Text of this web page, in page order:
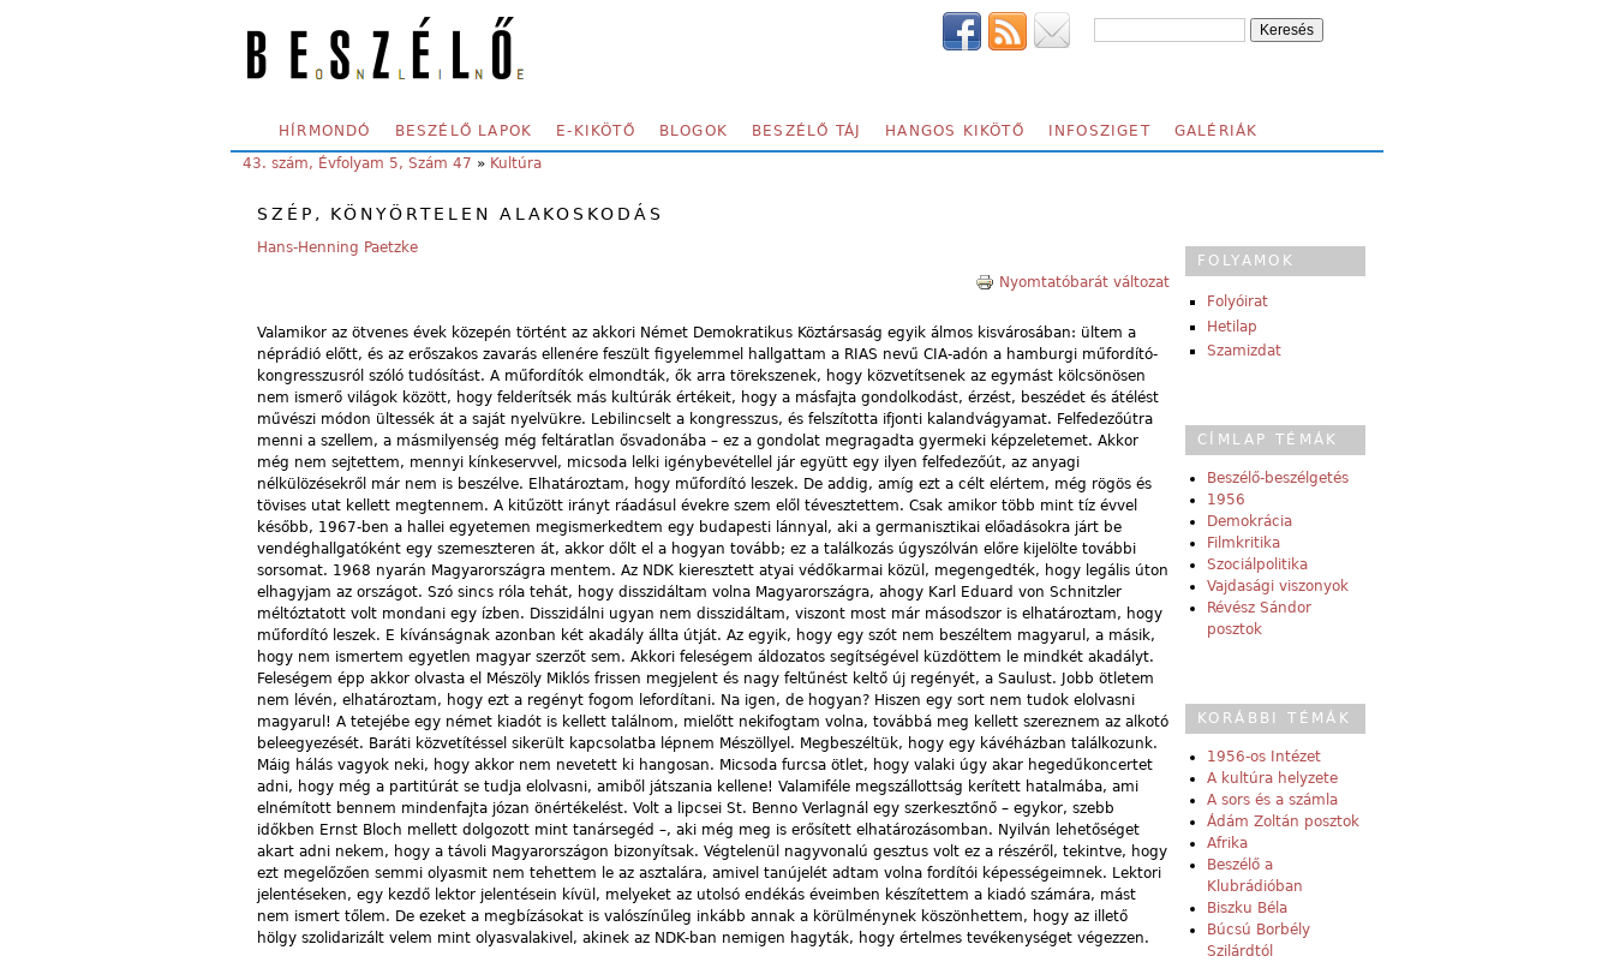
SECONDARY MENU
HÍRMONDÓ BESZÉLŐ LAPOK E-KIKÖTŐ BLOGOK BESZÉLŐ TÁJ HANGOS KIKÖTŐ INFOSZIGET GALÉRIÁK
YOU ARE HERE:
43. szám, Évfolyam 5, Szám 47 » Kultúra
SZÉP, KÖNYÖRTELEN ALAKOSKODÁS
Hans-Henning Paetzke
Nyomtatóbarát változat
Valamikor az ötvenes évek közepén történt az akkori Német Demokratikus Köztársaság egyik álmos kisvárosában: ültem a
néprádió előtt, és az erőszakos zavarás ellenére feszült figyelemmel hallgattam a RIAS nevű CIA-adón a hamburgi műfordító-
kongresszusról szóló tudósítást. A műfordítók elmondták, ők arra törekszenek, hogy közvetítsenek az egymást kölcsönösen
nem ismerő világok között, hogy felderítsék más kultúrák értékeit, hogy a másfajta gondolkodást, érzést, beszédet és átélést
művészi módon ültessék át a saját nyelvükre. Lebilincselt a kongresszus, és felszította ifjonti kalandvágyamat. Felfedezőútra
menni a szellem, a másmilyenség még feltáratlan ősvadonába – ez a gondolat megragadta gyermeki képzeletemet. Akkor
még nem sejtettem, mennyi kínkeservvel, micsoda lelki igénybevétellel jár együtt egy ilyen felfedezőút, az anyagi
nélkülözésekről már nem is beszélve. Elhatároztam, hogy műfordító leszek. De addig, amíg ezt a célt elértem, még rögös és
tövises utat kellett megtennem. A kitűzött irányt ráadásul évekre szem elől tévesztettem. Csak amikor több mint tíz évvel
később, 1967-ben a hallei egyetemen megismerkedtem egy budapesti lánnyal, aki a germanisztikai előadásokra járt be
vendéghallgatóként egy szemeszteren át, akkor dőlt el a hogyan tovább; ez a találkozás úgyszólván előre kijelölte további
sorsomat. 1968 nyarán Magyarországra mentem. Az NDK kieresztett atyai védőkarmai közül, megengedték, hogy legális úton
elhagyjam az országot. Szó sincs róla tehát, hogy disszidáltam volna Magyarországra, ahogy Karl Eduard von Schnitzler
méltóztatott volt mondani egy ízben. Disszidálni ugyan nem disszidáltam, viszont most már másodszor is elhatároztam, hogy
műfordító leszek. E kívánságnak azonban két akadály állta útját. Az egyik, hogy egy szót nem beszéltem magyarul, a másik,
hogy nem ismertem egyetlen magyar szerzőt sem. Akkori feleségem áldozatos segítségével küzdöttem le mindkét akadályt.
Feleségem épp akkor olvasta el Mészöly Miklós frissen megjelent és nagy feltűnést keltő új regényét, a Saulust. Jobb ötletem
nem lévén, elhatároztam, hogy ezt a regényt fogom lefordítani. Na igen, de hogyan? Hiszen egy sort nem tudok elolvasni
magyarul! A tetejébe egy német kiadót is kellett találnom, mielőtt nekifogtam volna, továbbá meg kellett szereznem az alkotó
beleegyezését. Baráti közvetítéssel sikerült kapcsolatba lépnem Mészöllyel. Megbeszéltük, hogy egy kávéházban találkozunk.
Máig hálás vagyok neki, hogy akkor nem nevetett ki hangosan. Micsoda furcsa ötlet, hogy valaki úgy akar hegedűkoncertet
adni, hogy még a partitúrát se tudja elolvasni, amiből játszania kellene! Valamiféle megszállottság kerített hatalmába, ami
elnémított bennem mindenfajta józan önértékelést. Volt a lipcsei St. Benno Verlagnál egy szerkesztőnő – egykor, szebb
időkben Ernst Bloch mellett dolgozott mint tanársegéd –, aki még meg is erősített elhatározásomban. Nyilván lehetőséget
akart adni nekem, hogy a távoli Magyarországon bizonyítsak. Végtelenül nagyvonalú gesztus volt ez a részéről, tekintve, hogy
ezt megelőzően semmi olyasmit nem tehettem le az asztalára, amivel tanújelét adtam volna fordítói képességeimnek. Lektori
jelentéseken, egy kezdő lektor jelentésein kívül, melyeket az utolsó endékás éveimben készítettem a kiadó számára, mást
nem ismert tőlem. De ezeket a megbízásokat is valószínűleg inkább annak a körülménynek köszönhettem, hogy az illető
hölgy szolidarizált velem mint olyasvalakivel, akinek az NDK-ban nemigen hagyták, hogy értelmes tevékenységet végezzen.
FOLYAMOK
Folyóirat
Hetilap
Szamizdat
CÍMLAP TÉMÁK
Beszélő-beszélgetés
1956
Demokrácia
Filmkritika
Szociálpolitika
Vajdasági viszonyok
Révész Sándor
posztok
KORÁBBI TÉMÁK
1956-os Intézet
A kultúra helyzete
A sors és a számla
Ádám Zoltán posztok
Afrika
Beszélő a
Klubrádióban
Biszku Béla
Búcsú Borbély
Szilárdtól